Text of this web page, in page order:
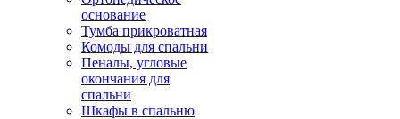
основание
Тумба прикроватная
Комоды для спальни
Пеналы, угловые
окончания для
спальни
Шкафы в спальню